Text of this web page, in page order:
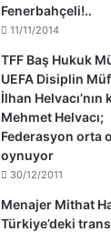
Fenerbahçeli!..
11/11/2014
TFF Baş Hukuk
UEFA Disiplin
İlhan Helvacı’nın
Mehmet Helvacı;
Federasyon orta
oynuyor
30/12/2011
Menajer Mithat
Türkiye’deki